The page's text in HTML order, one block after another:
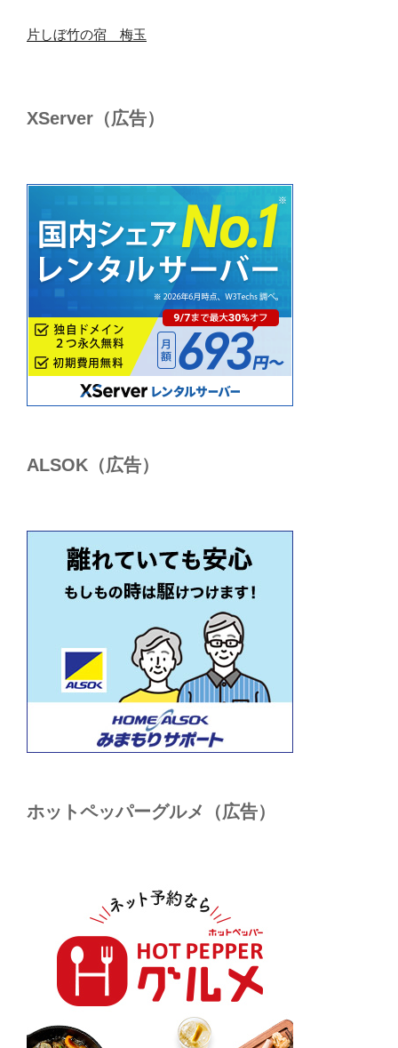
片しぼ竹の宿 梅玉
XServer（広告）
ALSОK（広告）
ホットペッパーグルメ（広告）